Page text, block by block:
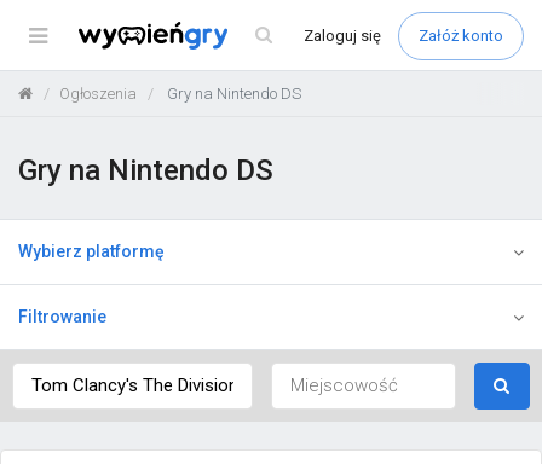
Menu Zaloguj się Załóż konto
Ogłoszenia Gry na Nintendo DS
Gry na Nintendo DS
Wybierz platformę
Filtrowanie